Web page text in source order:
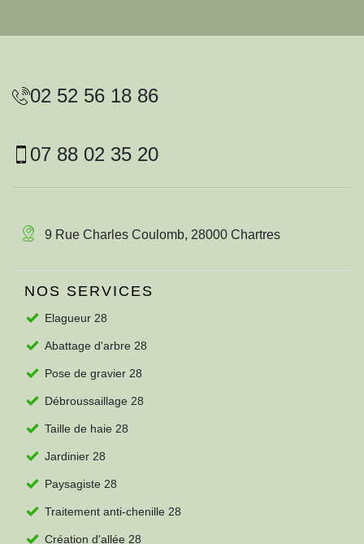
02 52 56 18 86
07 88 02 35 20
9 Rue Charles Coulomb, 28000 Chartres
NOS SERVICES
Elagueur 28
Abattage d'arbre 28
Pose de gravier 28
Débroussaillage 28
Taille de haie 28
Jardinier 28
Paysagiste 28
Traitement anti-chenille 28
Création d'allée 28